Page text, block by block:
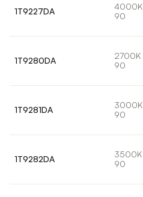
1T9227DA
4000K
90
1T9280DA
2700K
90
1T9281DA
3000K
90
1T9282DA
3500K
90